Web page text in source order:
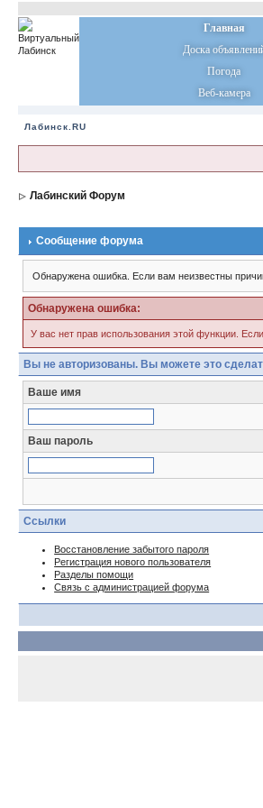
Главная
Доска
Погода
Веб-камера
Лабинск.RU
Лабинский Форум
Сообщение форума
Обнаружена ошибка. Если вам неизвестны
Обнаружена ошибка:
У вас нет прав использования этой функции.
Вы не авторизованы. Вы можете это
Ваше имя
Ваш пароль
Ссылки
Восстановление забытого пароля
Регистрация нового пользователя
Разделы помощи
Связь с администрацией форума